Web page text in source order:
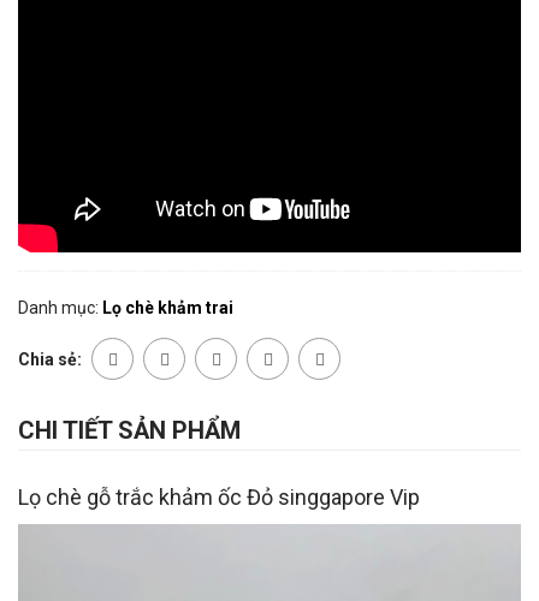
Danh mục: Lọ chè khảm trai
Chia sẻ:
CHI TIẾT SẢN PHẨM
Lọ chè gỗ trắc khảm ốc Đỏ singgapore Vip